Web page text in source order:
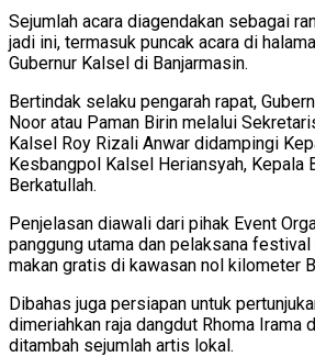
Sejumlah acara diagendakan sebagai
jadi ini, termasuk puncak acara di
Gubernur Kalsel di Banjarmasin.
Bertindak selaku pengarah rapat,
Noor atau Paman Birin melalui
Kalsel Roy Rizali Anwar didampingi
Kesbangpol Kalsel Heriansyah, Kepala
Berkatullah.
Penjelasan diawali dari pihak Event
panggung utama dan pelaksana
makan gratis di kawasan nol kilometer
Dibahas juga persiapan untuk
dimeriahkan raja dangdut Rhoma Irama
ditambah sejumlah artis lokal.